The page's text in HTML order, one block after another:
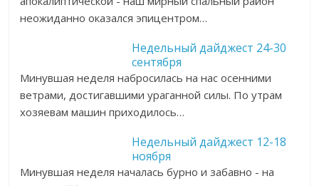
неожиданно оказался эпицентром…
Недельный дайджест 24-30
сентября
Минувшая неделя набросилась на нас осенними
ветрами, достигавшими ураганной силы. По утрам
хозяевам машин приходилось…
Недельный дайджест 12-18
ноября
Минувшая неделя началась бурно и забавно - на